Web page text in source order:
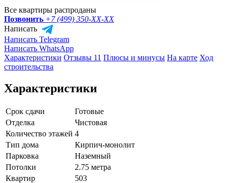
Все квартиры распроданы
Позвонить +7 (499) 350-XX-XX
Написать
Написать Telegram
Написать WhatsApp
Характеристики Отзывы 11 Плюсы и минусы На карте Ход
строительства
Характеристики
Срок сдачи
Готовые
Отделка
Чистовая
Количество этажей 4
Тип дома
Кирпич-монолит
Парковка
Наземный
Потолки
2.75 метра
Квартир
503